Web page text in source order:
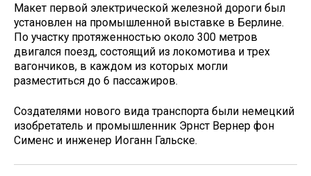
Макет первой электрической железной дороги был
установлен на промышленной выставке в Берлине.
По участку протяженностью около 300 метров
двигался поезд, состоящий из локомотива и трех
вагончиков, в каждом из которых могли
разместиться до 6 пассажиров.
Создателями нового вида транспорта были немецкий
изобретатель и промышленник Эрнст Вернер фон
Сименс и инженер Иоганн Гальске.